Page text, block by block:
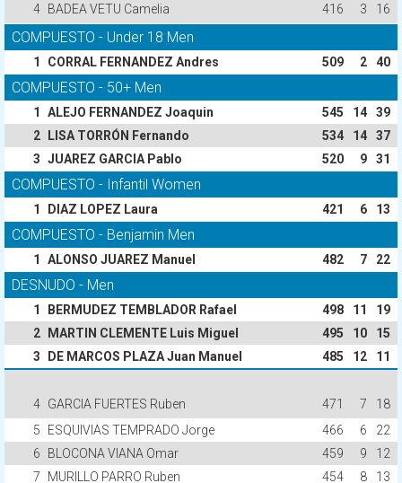
4 BADEA VETU Camelia 416 3 16
COMPUESTO - Under 18 Men
1 CORRAL FERNANDEZ Andres 509 2 40
COMPUESTO - 50+ Men
1 ALEJO FERNANDEZ Joaquin 545 14
39
2
LISA TORRÓN Fernando 534 14
37
3 JUAREZ GARCIA Pablo 520 9 31
COMPUESTO - Infantil Women
1 DIAZ LOPEZ Laura 421 6 13
COMPUESTO - Benjamin Men
1 ALONSO JUAREZ Manuel 482 7 22
DESNUDO - Men
1 BERMUDEZ TEMBLADOR Rafael 498 11
19
2
MARTIN CLEMENTE Luis Miguel 495 10
15
3
DE MARCOS PLAZA Juan Manuel 485 12 11
4 GARCIA FUERTES Ruben 471 7
18
5
ESQUIVIAS TEMPRADO Jorge 466 6
22
6
BLOCONA VIANA Omar 459 9
12
7
MURILLO PARRO Ruben 454 8 13